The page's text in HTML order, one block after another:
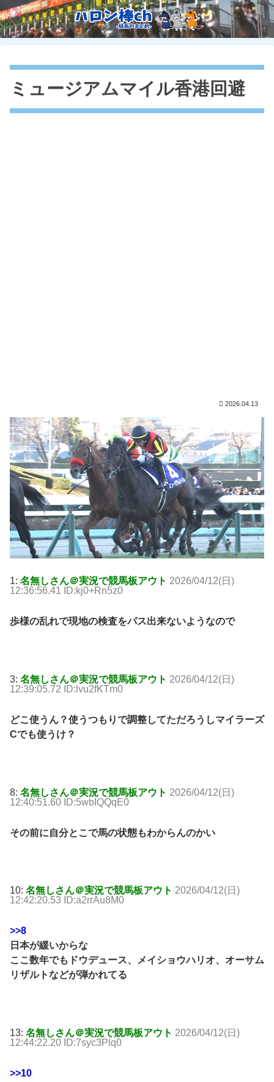
ミュージアムマイル香港回避
2026.04.13
1: 名無しさん＠実況で競馬板アウト 2026/04/12(日)
12:36:56.41 ID:kj0+Rn5z0
歩様の乱れで現地の検査をパス出来ないようなので
3: 名無しさん＠実況で競馬板アウト 2026/04/12(日)
12:39:05.72 ID:lvu2fKTm0
どこ使うん？使うつもりで調整してただろうしマイラーズ
Cでも使うけ？
8: 名無しさん＠実況で競馬板アウト 2026/04/12(日)
12:40:51.60 ID:5wbIQQqE0
その前に自分とこで馬の状態もわからんのかい
10: 名無しさん＠実況で競馬板アウト 2026/04/12(日)
12:42:20.53 ID:a2rrAu8M0
>>8
日本が緩いからな
ここ数年でもドウデュース、メイショウハリオ、オーサム
リザルトなどが弾かれてる
13: 名無しさん＠実況で競馬板アウト 2026/04/12(日)
12:44:22.20 ID:7syc3Plq0
>>10